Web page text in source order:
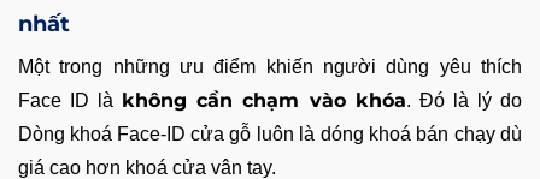
nhất
Một trong những ưu điểm khiến người dùng yêu thích
Face ID là không cần chạm vào khóa. Đó là lý do
Dòng khoá Face-ID cửa gỗ luôn là dóng khoá bán chạy dù
giá cao hơn khoá cửa vân tay.